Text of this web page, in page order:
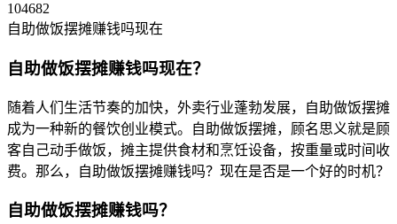
104682
自助做饭摆摊赚钱吗现在
自助做饭摆摊赚钱吗现在？
随着人们生活节奏的加快，外卖行业蓬勃发展，自助做饭摆摊
成为一种新的餐饮创业模式。自助做饭摆摊，顾名思义就是顾
客自己动手做饭，摊主提供食材和烹饪设备，按重量或时间收
费。那么，自助做饭摆摊赚钱吗？现在是否是一个好的时机？
自助做饭摆摊赚钱吗？